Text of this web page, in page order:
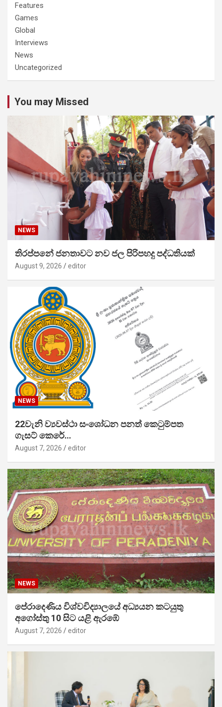
Features
Games
Global
Interviews
News
Uncategorized
You may Missed
NEWS
තිරප්පනේ ජනතාවට නව ජල පිරිපහදු පද්ධතියක්
August 9, 2026 editor
NEWS
22වැනි ව්‍යවස්ථා සංශෝධන පනත් කෙටුම්පත
ගැසට් කෙරේ…
August 7, 2026 editor
NEWS
පේරාදෙණිය විශ්වවිද්‍යාලයේ අධ්‍යයන කටයුතු
අගෝස්තු 10 සිට යළි ඇරඹේ
August 7, 2026 editor